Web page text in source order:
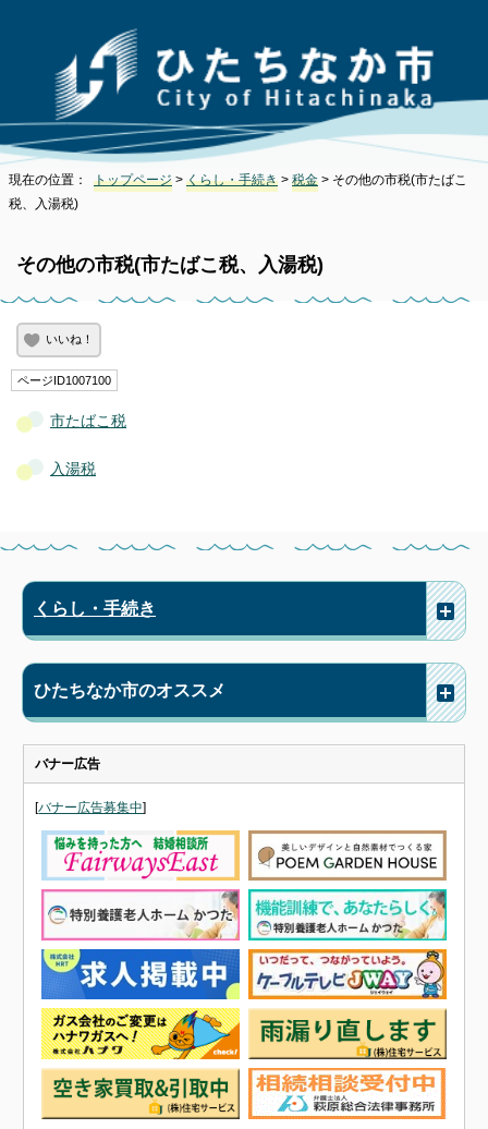
現在の位置： トップページ > くらし・手続き > 税金 > その他の市税(市たばこ
税、入湯税)
その他の市税(市たばこ税、入湯税)
いいね！
ページID1007100
市たばこ税
入湯税
くらし・手続き
ひたちなか市のオススメ
バナー広告
[バナー広告募集中]